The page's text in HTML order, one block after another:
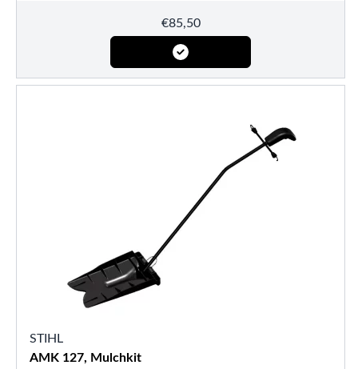
€85,50
STIHL
AMK 127, Mulchkit